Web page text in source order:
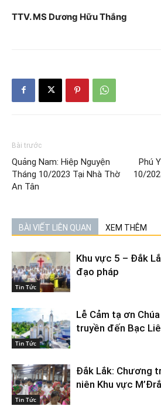
TTV. MS Dương Hữu Thắng
Bài trước
Quảng Nam: Hiệp Nguyện
Tháng 10/2023 Tại Nhà Thờ
An Tân
Phú
10/
BÀI VIẾT LIÊN QUAN XEM THÊM
Tin Tức
Khu vực 5 – Đắk
đạo pháp
Tin Tức
Lễ Cảm tạ ơn
truyền đến Bạc
Tin Tức
Đắk Lắk: Chương
niên Khu vực